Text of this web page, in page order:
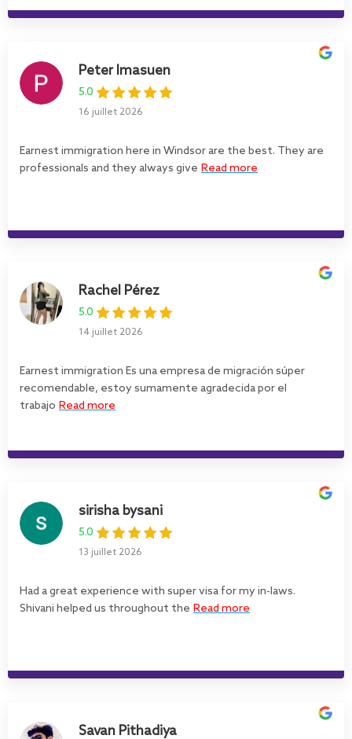
Peter Imasuen
5.0
16 juillet 2026
Earnest immigration here in Windsor are the best. They are
professionals and they always give Read more
Rachel Pérez
5.0
14 juillet 2026
Earnest immigration Es una empresa de migración súper
recomendable, estoy sumamente agradecida por el
trabajo Read more
sirisha bysani
5.0
13 juillet 2026
Had a great experience with super visa for my in-laws.
Shivani helped us throughout the Read more
Savan Pithadiya